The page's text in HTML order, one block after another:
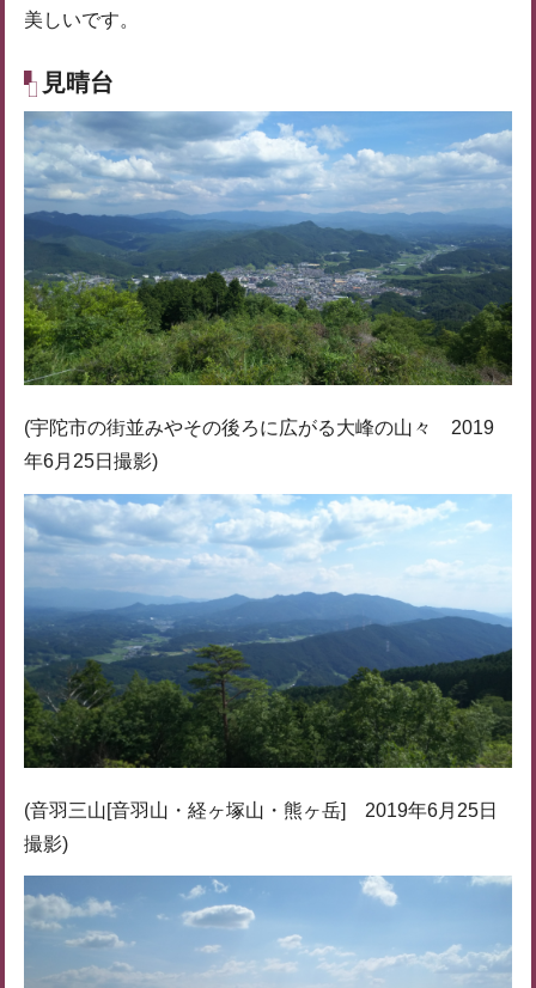
美しいです。
見晴台
(宇陀市の街並みやその後ろに広がる大峰の山々 2019
年6月25日撮影)
(音羽三山[音羽山・経ヶ塚山・熊ヶ岳] 2019年6月25日
撮影)